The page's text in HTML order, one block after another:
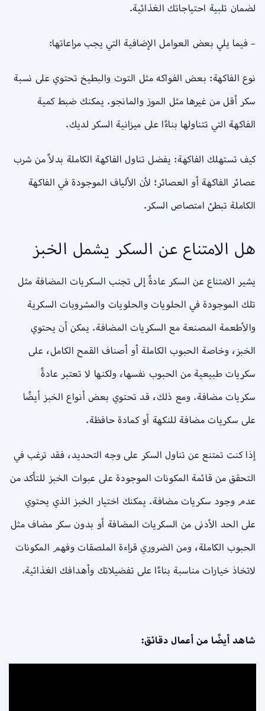
لضمان تلبية احتياجاتك الغذائية.
– فيما يلي بعض العوامل الإضافية التي يجب مراعاتها:
نوع الفاكهة: بعض الفواكه مثل التوت والبطيخ تحتوي على نسبة
سكر أقل من غيرها مثل الموز والمانجو. يمكنك ضبط كمية
الفاكهة التي تتناولها بناءًا على ميزانية السكر لديك.
كيف تستهلك الفاكهة: يفضل تناول الفاكهة الكاملة بدلاً من شرب
عصائر الفاكهة أو العصائر؛ لأن الألياف الموجودة في الفاكهة
الكاملة تبطئ امتصاص السكر.
هل الامتناع عن السكر يشمل الخبز
يشير الامتناع عن السكر عادةً إلى تجنب السكريات المضافة مثل
تلك الموجودة في الحلويات والحلويات والمشروبات السكرية
والأطعمة المصنعة مع السكريات المضافة. يمكن أن يحتوي
الخبز، وخاصة الحبوب الكاملة أو أصناف القمح الكامل، على
سكريات طبيعية من الحبوب نفسها، ولكنها لا تعتبر عادةً
سكريات مضافة. ومع ذلك، قد تحتوي بعض أنواع الخبز أيضًا
على سكريات مضافة للنكهة أو كمادة حافظة.
إذا كنت تمتنع عن تناول السكر على وجه التحديد، فقد ترغب في
التحقق من قائمة المكونات الموجودة على عبوات الخبز للتأكد من
عدم وجود سكريات مضافة. يمكنك اختيار الخبز الذي يحتوي
على الحد الأدنى من السكريات المضافة أو بدون سكر مضاف مثل
الحبوب الكاملة، ومن الضروري قراءة الملصقات وفهم المكونات
لاتخاذ خيارات مناسبة بناءًا على تفضيلاتك وأهدافك الغذائية.
شاهد أيضًا من أعمال دقائق: